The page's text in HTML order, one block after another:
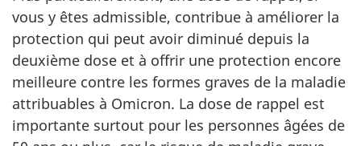
vous y êtes admissible, contribue à améliorer la
protection qui peut avoir diminué depuis la
deuxième dose et à offrir une protection encore
meilleure contre les formes graves de la maladie
attribuables à Omicron. La dose de rappel est
importante surtout pour les personnes âgées de